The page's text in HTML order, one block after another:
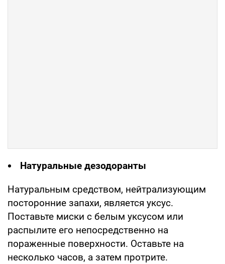
Натуральные дезодоранты
Натуральным средством, нейтрализующим
посторонние запахи, является уксус.
Поставьте миски с белым уксусом или
распылите его непосредственно на
пораженные поверхности. Оставьте на
несколько часов, а затем протрите.